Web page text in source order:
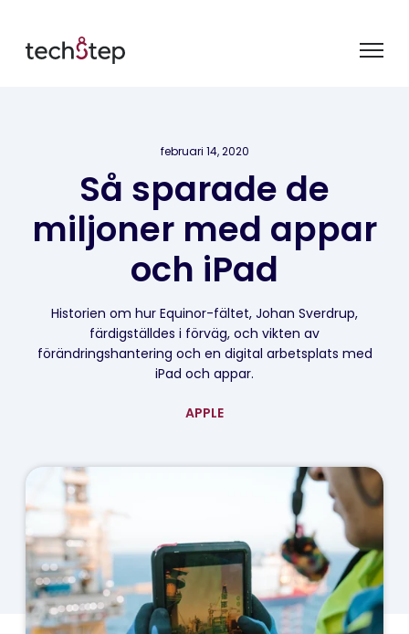
februari 14, 2020
Så sparade de
miljoner med appar
och iPad
Historien om hur Equinor-fältet, Johan Sverdrup,
färdigställdes i förväg, och vikten av
förändringshantering och en digital arbetsplats med
iPad och appar.
APPLE